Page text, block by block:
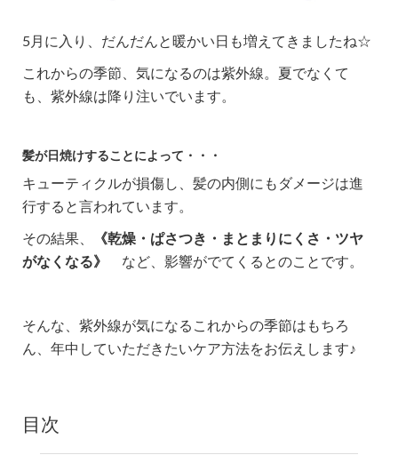
5月に入り、だんだんと暖かい日も増えてきましたね☆
これからの季節、気になるのは紫外線。夏でなくて
も、紫外線は降り注いでいます。
髪が日焼けすることによって・・・
キューティクルが損傷し、髪の内側にもダメージは進
行すると言われています。
その結果、
《乾燥・ぱさつき・まとまりにくさ・ツヤ
がなくなる》 など、影響がでてくるとのことです。
そんな、紫外線が気になるこれからの季節はもちろ
ん、年中していただきたいケア方法をお伝えします♪
目次